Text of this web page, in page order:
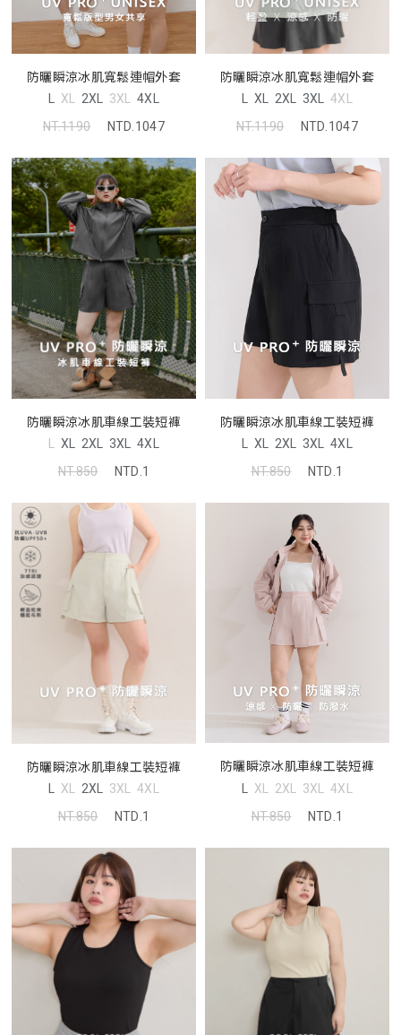
防曬瞬涼冰肌寬鬆連帽外套
L XL 2XL 3XL 4XL
NT.1190
NTD.1047
防曬瞬涼冰肌寬鬆連帽外套
L XL 2XL 3XL 4XL
NT.1190
NTD.1047
防曬瞬涼冰肌車線工裝短褲
L XL 2XL 3XL 4XL
NT.850
NTD.1
防曬瞬涼冰肌車線工裝短褲
L XL 2XL 3XL 4XL
NT.850
NTD.1
防曬瞬涼冰肌車線工裝短褲
L XL 2XL 3XL 4XL
NT.850
NTD.1
防曬瞬涼冰肌車線工裝短褲
L XL 2XL 3XL 4XL
NT.850
NTD.1